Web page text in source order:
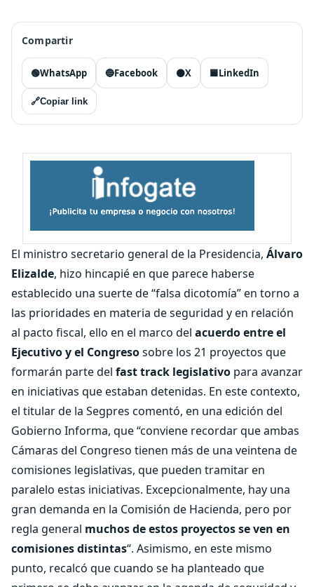
Compartir
🟢WhatsApp 🔵Facebook ⚫X 🟦LinkedIn
🔗Copiar link
El ministro secretario general de la Presidencia, Álvaro
Elizalde, hizo hincapié en que parece haberse
establecido una suerte de “falsa dicotomía” en torno a
las prioridades en materia de seguridad y en relación
al pacto fiscal, ello en el marco del acuerdo entre el
Ejecutivo y el Congresosobre los 21 proyectos que
formarán parte del fast track legislativo para avanzar
en iniciativas que estaban detenidas. En este contexto,
el titular de la Segpres comentó, en una edición del
Gobierno Informa, que “conviene recordar que ambas
Cámaras del Congreso tienen más de una veintena de
comisiones legislativas, que pueden tramitar en
paralelo estas iniciativas. Excepcionalmente, hay una
gran demanda en la Comisión de Hacienda, pero por
regla general muchos de estos proyectos se ven en
comisiones distintas“. Asimismo, en este mismo
punto, recalcó que cuando se ha planteado que